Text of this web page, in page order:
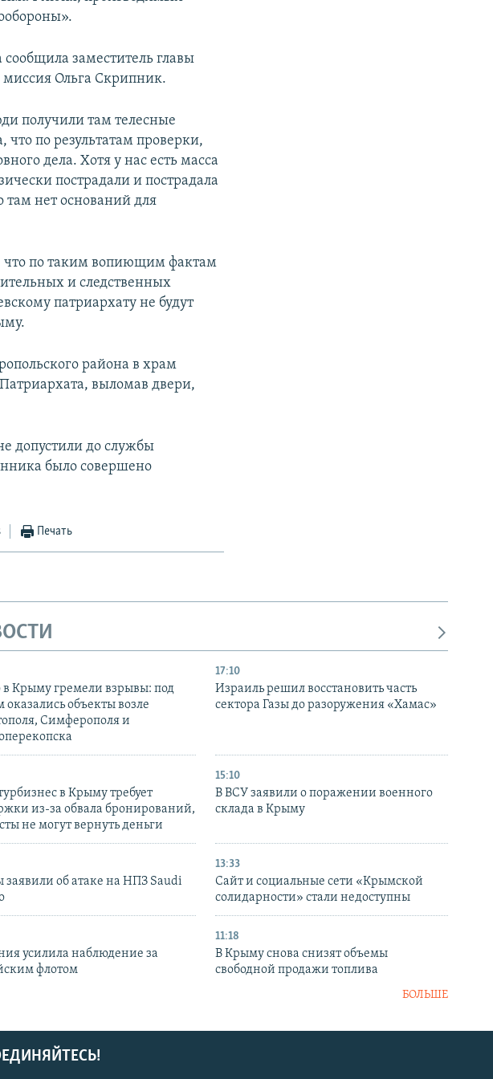
заместитель главы
Ольга Скрипник.
получили там телесные
по результатам проверки,
дела. Хотя у нас есть масса
пострадали и пострадала
там нет оснований для
что по таким вопиющим фактам
и следственных
патриархату не будут
района в храм
выломав двери,
допустили до службы
было совершено
Печать
Крыму гремели взрывы: под
оказались объекты возле
Симферополя и
17:10
Израиль решил восстановить часть
сектора Газы до разоружения «Хамас»
в Крыму требует
из-за обвала бронирований,
не могут вернуть деньги
15:10
В ВСУ заявили о поражении военного
склада в Крыму
заявили об атаке на НПЗ Saudi
13:33
Сайт и социальные сети «Крымской
солидарности» стали недоступны
усилила наблюдение за
флотом
11:18
В Крыму снова снизят объемы
свободной продажи топлива
БОЛЬШЕ